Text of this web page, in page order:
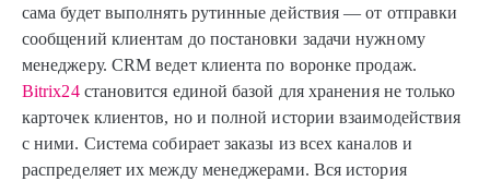
сама будет выполнять рутинные действия — от отправки
сообщений клиентам до постановки задачи нужному
менеджеру. CRM ведет клиента по воронке продаж.
Bitrix24становится единой базой для хранения не только
карточек клиентов, но и полной истории взаимодействия
с ними. Система собирает заказы из всех каналов и
распределяет их между менеджерами. Вся история